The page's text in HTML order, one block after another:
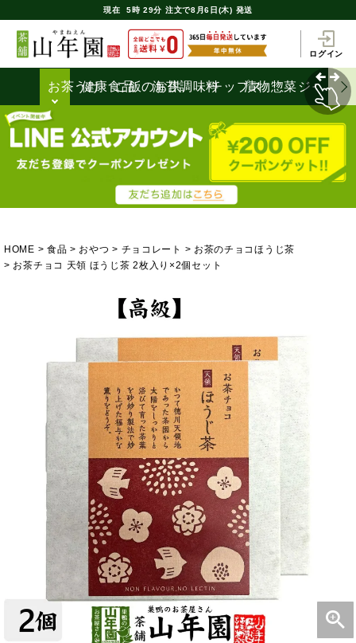
現在 5時 29分 注文で8月6日(木) 発送
ログイン
お茶うけ健康食品ご飯のお供
海苔調味料チップス
漬物惣菜 ジャム
HOME 食品 おやつ チョコレート
お茶のチョコほうじ茶
お茶チョコ 天領 ほうじ茶 2枚入り×2個セット